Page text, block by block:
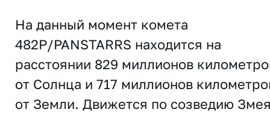
На данный момент комета
482P/PANSTARRS находится на
расстоянии 829 миллионов
от Солнца и 717 миллионов
от Земли. Движется по созведию